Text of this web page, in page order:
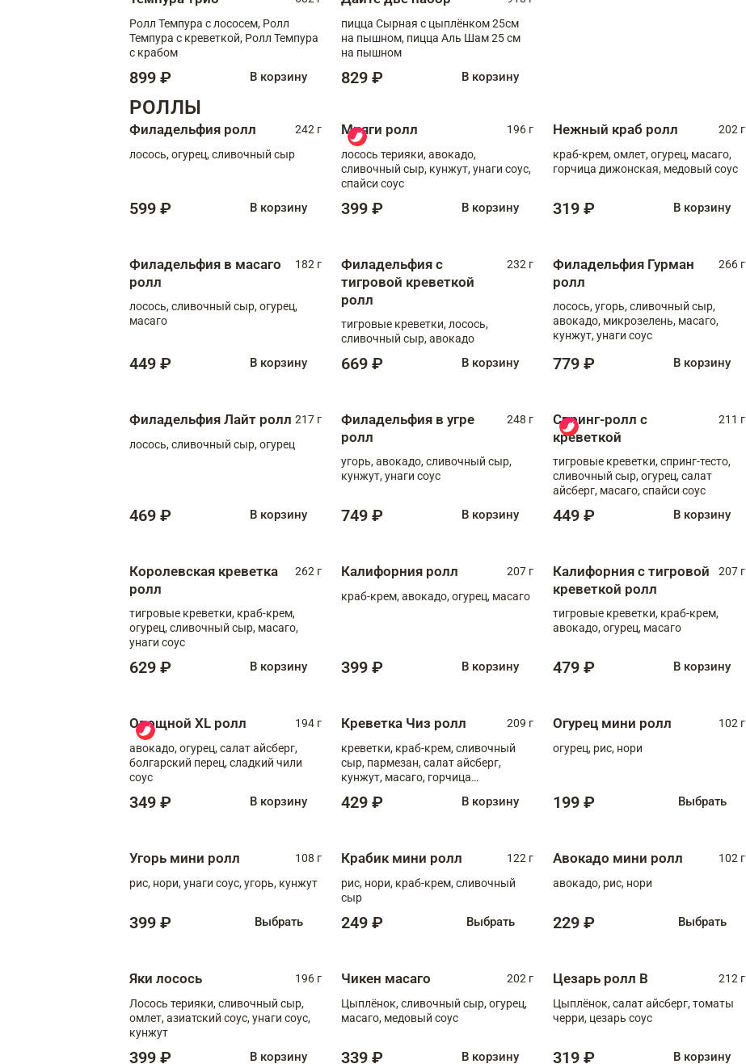
Ролл Темпура с лососем, Ролл
Темпура с креветкой, Ролл Темпура
с крабом
899 ₽ В корзину
пицца Сырная с цыплёнком 25см
на пышном, пицца Аль Шам 25 см
на пышном
829 ₽ В корзину
РОЛЛЫ
Филадельфия ролл
242 г
лосось, огурец, сливочный сыр
599 ₽ В корзину
Мияги ролл
196 г
лосось терияки, авокадо,
сливочный сыр, кунжут, унаги соус,
спайси соус
399 ₽ В корзину
Нежный краб ролл
202 г
краб-крем, омлет, огурец, масаго,
горчица дижонская, медовый соус
319 ₽ В корзину
Филадельфия в масаго
ролл
182 г
лосось, сливочный сыр, огурец,
масаго
449 ₽ В корзину
Филадельфия с
тигровой креветкой
ролл
232 г
тигровые креветки, лосось,
сливочный сыр, авокадо
669 ₽ В корзину
Филадельфия Гурман
ролл
266 г
лосось, угорь, сливочный сыр,
авокадо, микрозелень, масаго,
кунжут, унаги соус
779 ₽ В корзину
Филадельфия Лайт ролл 217 г
лосось, сливочный сыр, огурец
469 ₽ В корзину
Филадельфия в угре
ролл
248 г
угорь, авокадо, сливочный сыр,
кунжут, унаги соус
749 ₽ В корзину
Спринг-ролл с
креветкой
211 г
тигровые креветки, спринг-тесто,
сливочный сыр, огурец, салат
айсберг, масаго, спайси соус
449 ₽ В корзину
Королевская креветка
ролл
262 г
тигровые креветки, краб-крем,
огурец, сливочный сыр, масаго,
унаги соус
629 ₽ В корзину
Калифорния ролл
207 г
краб-крем, авокадо, огурец, масаго
399 ₽ В корзину
Калифорния с тигровой
креветкой ролл
207 г
тигровые креветки, краб-крем,
авокадо, огурец, масаго
479 ₽ В корзину
Овощной XL ролл
194 г
авокадо, огурец, салат айсберг,
болгарский перец, сладкий чили
соус
349 ₽ В корзину
Креветка Чиз ролл
209 г
креветки, краб-крем, сливочный
сыр, пармезан, салат айсберг,
кунжут, масаго, горчица
429 ₽ В корзину
Огурец мини ролл
102 г
огурец, рис, нори
199 ₽ Выбрать
Угорь мини ролл
108 г
рис, нори, унаги соус, угорь, кунжут
399 ₽ Выбрать
Крабик мини ролл
122 г
рис, нори, краб-крем, сливочный
сыр
249 ₽ Выбрать
Авокадо мини ролл
102 г
авокадо, рис, нори
229 ₽ Выбрать
Яки лосось
196 г
Лосось терияки, сливочный сыр,
омлет, азиатский соус, унаги соус,
кунжут
399 ₽ В корзину
Чикен масаго
202 г
Цыплёнок, сливочный сыр, огурец,
масаго, медовый соус
339 ₽ В корзину
Цезарь ролл В
212 г
Цыплёнок, салат айсберг, томаты
черри, цезарь соус
319 ₽ В корзину